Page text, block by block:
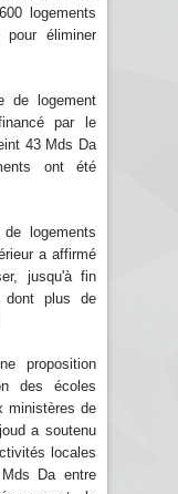
logements
éliminer
de logement
par le
43 Mds Da
ont été
logements
a affirmé
jusqu'à fin
dont plus de
proposition
des écoles
ministères de
a soutenu
locales
Da entre